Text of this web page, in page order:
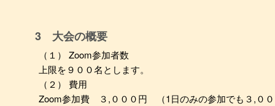
3 大会の概要
（１） Zoom参加者数
上限を９００名とします。
（２） 費用
Zoom参加費 ３,０００円 （1日のみの参加でも３,０